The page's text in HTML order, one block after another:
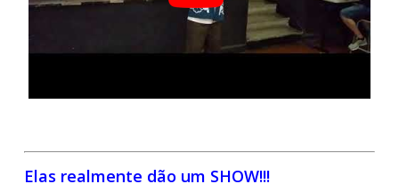
Elas realmente dão um SHOW!!!